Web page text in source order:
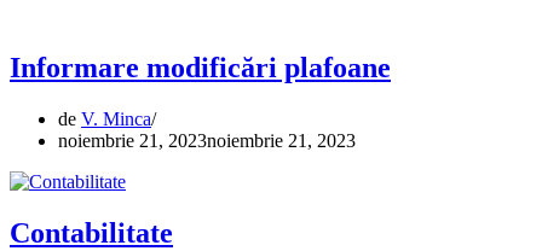
și
e-
Informare modificări plafoane
de V. Minca
noiembrie 21, 2023noiembrie 21, 2023
Contabilitate